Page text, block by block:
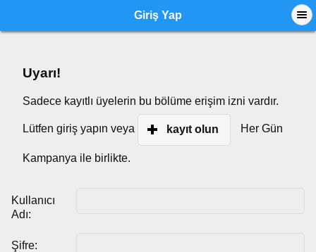
Giriş Yap
Uyarı!
Sadece kayıtlı üyelerin bu bölüme erişim izni vardır.
Lütfen giriş yapın veya kayıt olun Her Gün
Kampanya ile birlikte.
Kullanıcı
Adı:
Şifre: